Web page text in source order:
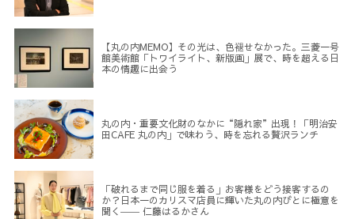
【丸の内MEMO】その光は、色褪せなかった。三菱一号
館美術館「トワイライト、新版画」展で、時を超える日
本の情趣に出会う
丸の内・重要文化財のなかに“隠れ家”出現！「明治安
田CAFE 丸の内」で味わう、時を忘れる贅沢ランチ
「破れるまで同じ服を着る」お客様をどう接客するの
か？日本一のカリスマ店員に輝いた丸の内びとに極意を
聞く―― 仁藤はるかさん